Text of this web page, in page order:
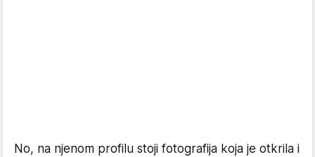
No, na njenom profilu stoji fotografija koja je otkrila i